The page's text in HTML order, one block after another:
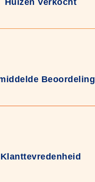
Huizen Verkocht
Beoordeling
Klanttevredenheid